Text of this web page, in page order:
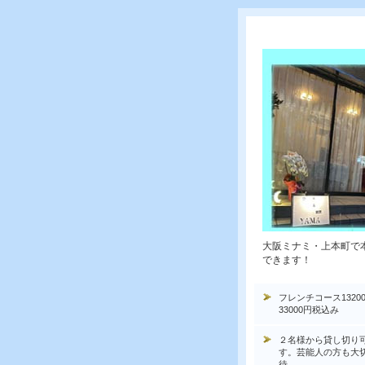
大阪ミナミ・上本町で
できます！
フレンチコース
33000円税込み
２名様から貸し切り
す。芸能人の方も大